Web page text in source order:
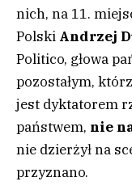
nich, na 11.
Polski Andrzej
Politico, głowa
pozostałym,
jest dyktatorem
państwem, nie
nie dzierżył na
przyznano.